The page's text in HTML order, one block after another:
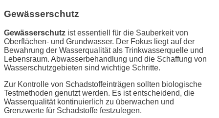
Gewässerschutz
Gewässerschutz ist essentiell für die Sauberkeit von
Oberflächen- und Grundwasser. Der Fokus liegt auf der
Bewahrung der Wasserqualität als Trinkwasserquelle und
Lebensraum. Abwasserbehandlung und die Schaffung von
Wasserschutzgebieten sind wichtige Schritte.
Zur Kontrolle von Schadstoffeinträgen sollten biologische
Testmethoden genutzt werden. Es ist entscheidend, die
Wasserqualität kontinuierlich zu überwachen und
Grenzwerte für Schadstoffe festzulegen.